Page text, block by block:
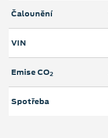
Čalounění
VIN
Emise CO2
Spotřeba